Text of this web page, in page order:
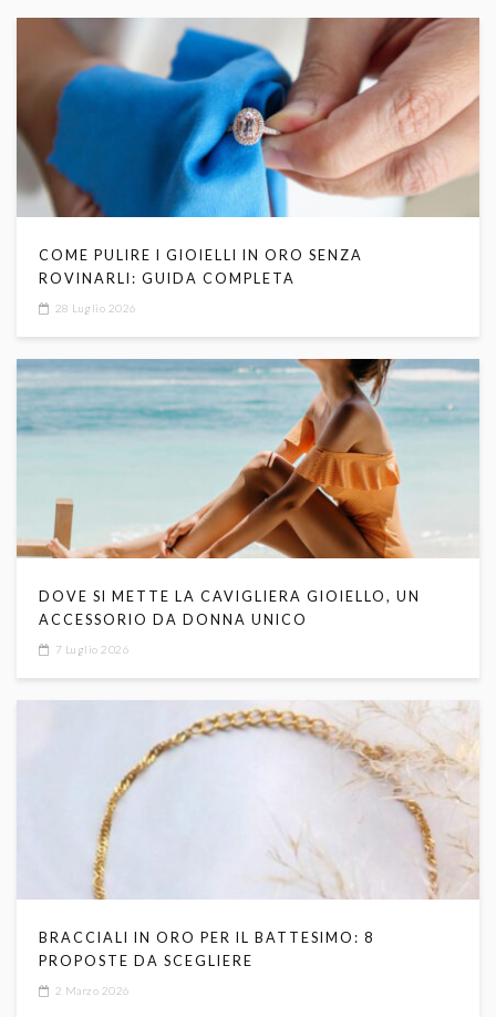
COME PULIRE I GIOIELLI IN ORO SENZA
ROVINARLI: GUIDA COMPLETA
28 Luglio 2026
DOVE SI METTE LA CAVIGLIERA GIOIELLO, UN
ACCESSORIO DA DONNA UNICO
7 Luglio 2026
BRACCIALI IN ORO PER IL BATTESIMO: 8
PROPOSTE DA SCEGLIERE
2 Marzo 2026